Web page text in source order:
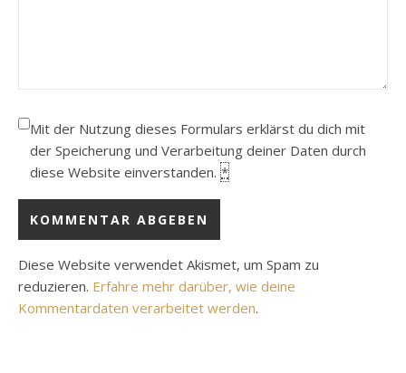
Mit der Nutzung dieses Formulars erklärst du dich mit
der Speicherung und Verarbeitung deiner Daten durch
diese Website einverstanden. *
Diese Website verwendet Akismet, um Spam zu
reduzieren. Erfahre mehr darüber, wie deine
Kommentardaten verarbeitet werden.